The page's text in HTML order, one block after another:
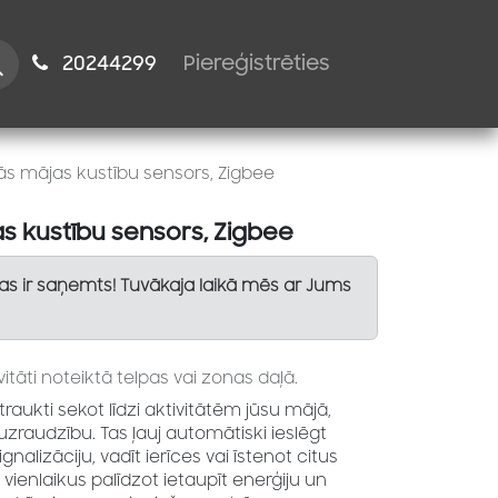
2024​​4299 Piereģistrēties
mājas kustību sensors, Zigbee
kustību sensors, Zigbee
ir saņemts! Tuvākaja laikā mēs ar Jums
noteiktā telpas vai zonas daļā.
sekot līdzi aktivitātēm jūsu mājā,
Tas ļauj automātiski ieslēgt
vadīt ierīces vai īstenot citus
palīdzot ietaupīt enerģiju un